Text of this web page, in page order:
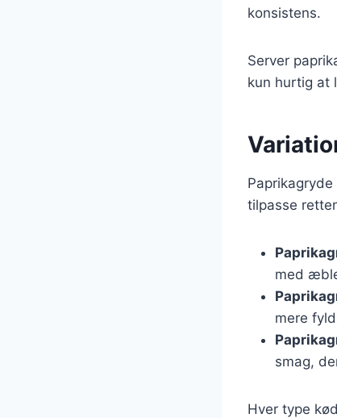
konsistens.
Server
kun hurtig at
tilpasse
med
mere
smag,
Hver type